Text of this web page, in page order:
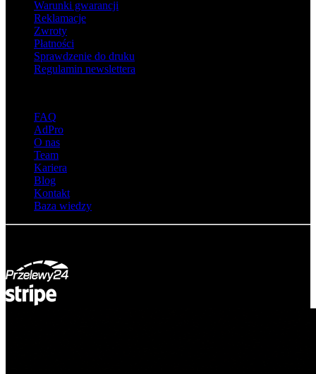
Warunki gwarancji
Reklamacje
Zwroty
Płatności
Sprawdzenie do druku
Regulamin newslettera
FAQ
AdPro
O nas
Team
Kariera
Blog
Kontakt
Baza wiedzy